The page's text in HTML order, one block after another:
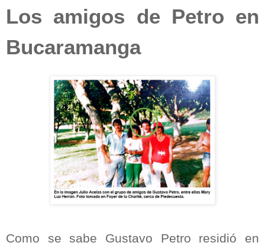
Los amigos de Petro en
Bucaramanga
Como se sabe Gustavo Petro residió en